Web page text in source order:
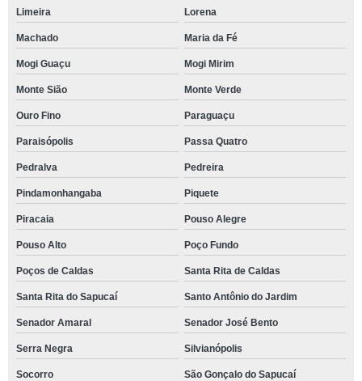
Limeira Lorena
Machado Maria da Fé
Mogi Guaçu Mogi Mirim
Monte Sião Monte Verde
Ouro Fino Paraguaçu
Paraisópolis Passa Quatro
Pedralva Pedreira
Pindamonhangaba Piquete
Piracaia Pouso Alegre
Pouso Alto Poço Fundo
Poços de Caldas Santa Rita de Caldas
Santa Rita do Sapucaí Santo Antônio do Jardim
Senador Amaral Senador José Bento
Serra Negra Silvianópolis
Socorro São Gonçalo do Sapucaí